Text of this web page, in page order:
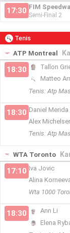
17:30 FIM
Semi-Final 2
Tenis
ATP Montreal
18:30
Tallon
Matteo
Tenis: Atp
18:30 Daniel
Alex
Tenis: Atp
WTA Toronto
17:10 Iva Jovic
Alina
Wta 1000
18:30
Ann Li
Elena